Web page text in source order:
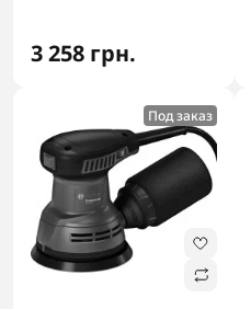
3 258 грн.
Под заказ